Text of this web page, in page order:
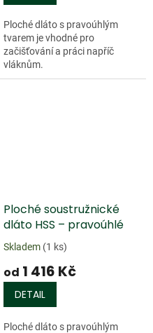
Ploché dláto s pravoúhlým
tvarem je vhodné pro
začišťování a práci napříč
vláknům.
Ploché soustružnické
dláto HSS – pravoúhlé
Skladem (1 ks)
od 1 416 Kč
DETAIL
Ploché dláto s pravoúhlým